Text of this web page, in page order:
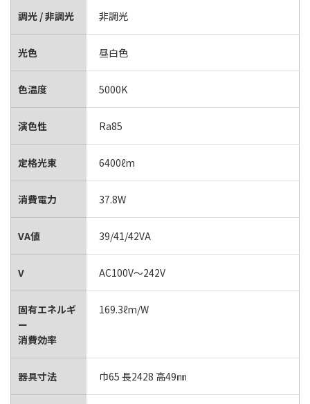
調光 / 非調光 非調光
光色 昼白色
色温度 5000K
演色性 Ra85
定格光束 6400ℓm
消費電力 37.8W
VA値 39/41/42VA
V AC100V～242V
固有エネルギ
ー
消費効率
169.3ℓm/W
器具寸法 巾65 長2428 高49㎜